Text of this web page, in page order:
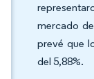
mercado
prevé que
del 5,88%.